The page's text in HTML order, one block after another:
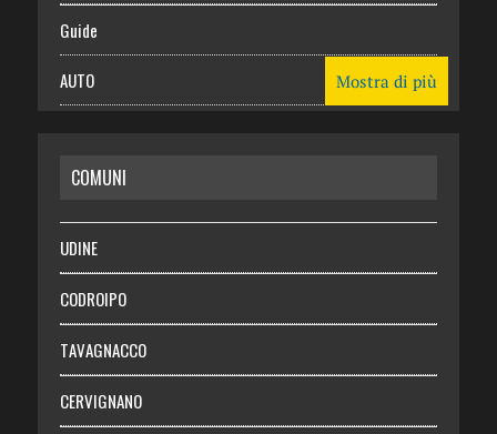
Guide
AUTO
RISPARMIO
SALUTE
Necrologie
Chi siamo
Abbonati
Mostra di più
COMUNI
UDINE
CODROIPO
TAVAGNACCO
CERVIGNANO